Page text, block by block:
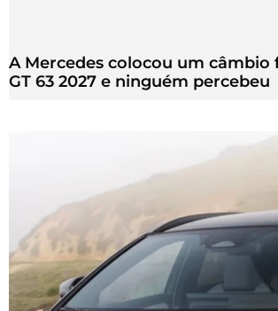
A Mercedes colocou um câmbio
GT 63 2027 e ninguém percebeu